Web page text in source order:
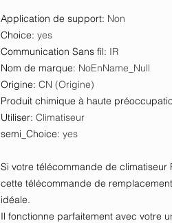
Application de support: Non
Choice: yes
Communication Sans fil: IR
Nom de marque: NoEnName_Null
Origine: CN (Origine)
Produit chimique à haute
Utiliser: Climatiseur
semi_Choice: yes
Si votre télécommande de
cette télécommande de
idéale.
Il fonctionne parfaitement avec votre